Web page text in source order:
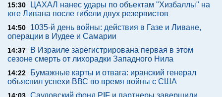
15:30
ЦАХАЛ нанес удары по объектам "Хизбаллы" на
юге Ливана после гибели двух резервистов
14:50
1035-й день войны: действия в Газе и Ливане,
операции в Иудее и Самарии
14:37
В Израиле зарегистрирована первая в этом
сезоне смерть от лихорадки Западного Нила
14:22
Бумажные карты и отвага: иранский генерал
объяснил успехи ВВС во время войны с США